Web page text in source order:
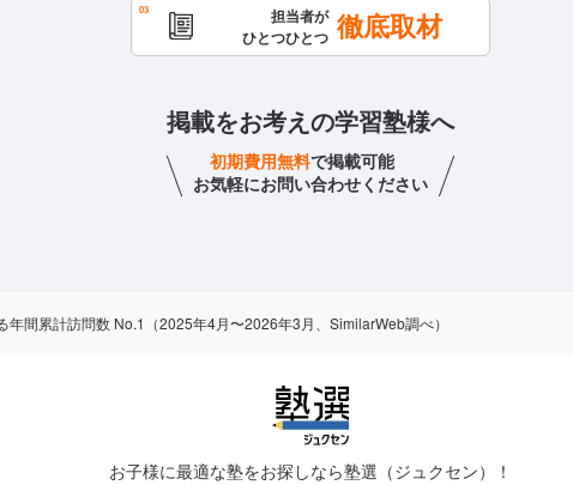
担当者が
ひとつひとつ 徹底取材
掲載をお考えの学習塾様へ
初期費用無料で掲載可能
お気軽にお問い合わせください
間累計訪問数 No.1（2025年4月〜2026年3月、SimilarWeb調べ）
お子様に最適な塾をお探しなら塾選（ジュクセン）！